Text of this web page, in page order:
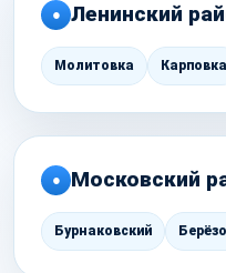
● Ленинский
Молитовка Карповка
● Московский
Бурнаковский